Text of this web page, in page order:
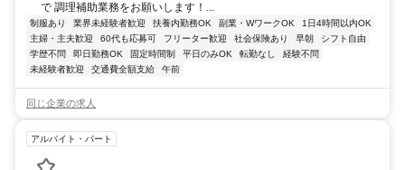
で 調理補助業務をお願いします！...
制服あり 業界未経験者歓迎 扶養内勤務OK 副業・WワークOK
1日4時間以内OK
主婦・主夫歓迎
60代も応募可 フリーター歓迎 社会保険あり 早朝
シフト自由
学歴不問
即日勤務OK 固定時間制 平日のみOK 転勤なし
経験不問
未経験者歓迎
交通費全額支給 午前
同じ企業の求人
アルバイト・パート